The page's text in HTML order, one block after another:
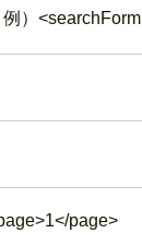
）<searchForm
page>